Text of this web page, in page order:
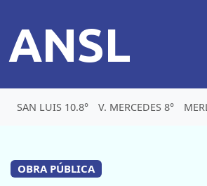
ANSL
SAN LUIS 10.8° V. MERCEDES 8°
OBRA PÚBLICA